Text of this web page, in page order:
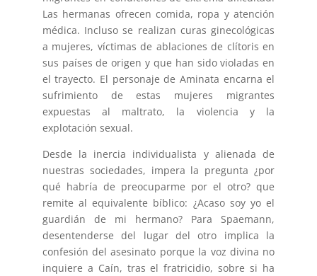
Las hermanas ofrecen comida, ropa y atención
médica. Incluso se realizan curas ginecológicas
a mujeres, víctimas de ablaciones de clítoris en
sus países de origen y que han sido violadas en
el trayecto. El personaje de Aminata encarna el
sufrimiento de estas mujeres migrantes
expuestas al maltrato, la violencia y la
explotación sexual.
Desde la inercia individualista y alienada de
nuestras sociedades, impera la pregunta ¿por
qué habría de preocuparme por el otro? que
remite al equivalente bíblico: ¿Acaso soy yo el
guardián de mi hermano? Para Spaemann,
desentenderse del lugar del otro implica la
confesión del asesinato porque la voz divina no
inquiere a Caín, tras el fratricidio, sobre si ha